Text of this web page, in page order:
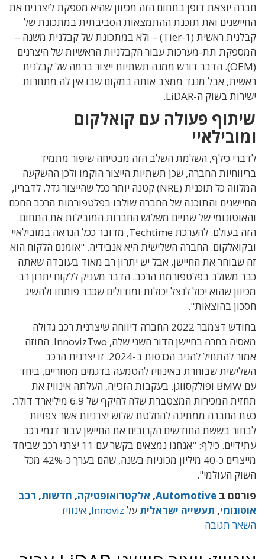
חברה יוצאת דופן בתחום הזה מכיוון שהיא מספקת ליצרנים את
החיישנים ואת תוכנת ההתמצאות הסביבתית במתכונת של
קבלנית ראשית (Tier-1) – ולא במתכונת של קבלנית משנה –
המספקת תת-מערכות עבור הקבלניות הראשיות של היצרנים
(OEM). הדבר דורש ממנה תשתיות ייצור ברמה של קבלנית
ראשית, אבל מנגד ממצב אותה במקום שבו אין לה מתחרות
ישירות בשוק ה-LiDAR.
שיתוף פעולה עם קואלקום
ומובילאיי
לדברי כילף, השלמת השלב הזה מבטיחה שיפור מתמיד
בריווחיות החברה, שכן תשתיות הייצור הוקמו ולכן ההשקעה
המלווה כל תוכנית (NRE) קטנה יותר ככל שהייצור גדל. לדבריו,
החיישנים והתוכנה של החברה שולבו בפלטפורמות הרכב החכם
והאוטונומי של שתיים משלוש החברות המובילות את התחום
הזה בעולם. להערכת Techtime, מדובר ככל הנראה במובילאיי
ובקואלקום. החברה השלישית היא אנבידיה. "אומנם הלקוח הוא
זה שבוחר את החיישן, אבל יש יתרון רב מאוד בעובדה שאתה
כבר משולב בפלטפורמת הרכב. הדבר מעניק ללקוח יתרון רב
מכיוון שהוא יכול לנצל יכולות ומודולים שכבר פותחו ולהשיג
חסכון בהוצאות".
בחודש דצמבר 2022 החברה דיווחה שיצרנית רכב גדולה
מאסיה בחרה בחיישן הדור השני שלה, InnovizTwo. החוזה
אמור להתחיל להניב הכנסות ב-2024. זו יצרנית הרכב
השלישית שבוחרת באינוויז להטמעה בדגמים מסחריים, ביחד
עם BMW ופולקסווגן. בעקבות הזכייה, העלתה אינוויז את
תחזית המכירות המצטברת שלה להיקף של 6.9 מיליארד דולר.
כעת החברה ממתינה להחלטת שלוש יצרניות אשר צפויות
לבחור בששת החודשים הקרובים את החיישן עבור דגמי רכב
עתידיים. כילף: "אנחנו נמצאים בקשר עם 11 יצרני רכב שביחד
מייצרים כ-40 מיליון מכוניות בשנה, שהם בערך כ-42% מכל
השוק העולמי".
פורסם ב Automotive
, אלקטרואופטיקה, חדשות, רכב
אוטונומי, תעשייה ישראלית על Innoviz
, אינוויז
השאר תגובה